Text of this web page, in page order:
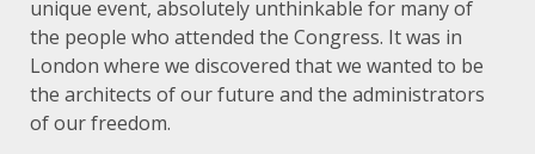
unique event, absolutely unthinkable for many of
the people who attended the Congress. It was in
London where we discovered that we wanted to be
the architects of our future and the administrators
of our freedom.